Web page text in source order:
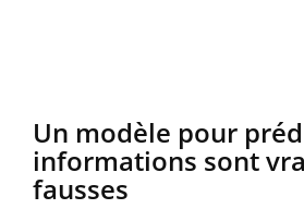
Un modèle pour
informations sont
fausses